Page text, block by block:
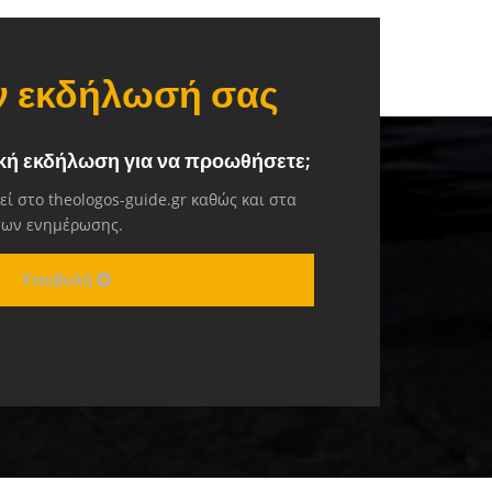
εκδήλωσή σας
εκδήλωση για να προωθήσετε;
στο theologos-guide.gr καθώς και στα
ενημέρωσης.
Υποβολή